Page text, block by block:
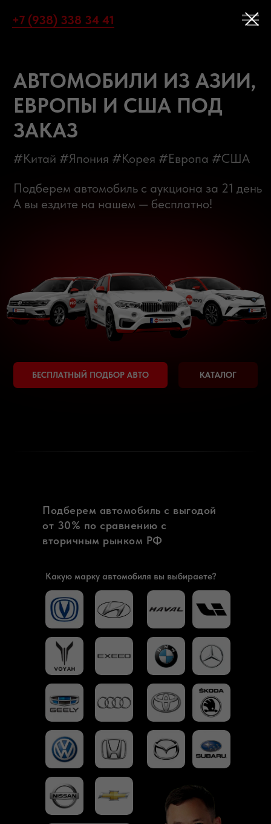
+7 (938) 338 34 41
#Китай #Япония #Корея #Европа #США
Подберем автомобиль с аукциона за 21 день
ЕВРОПЫ И США ПОД
ЗАКАЗ
Какую марку автомобиля вы выбираете?
Подберем автомобиль с выгодой
от 30% по сравнению с
вторичным рынком РФ